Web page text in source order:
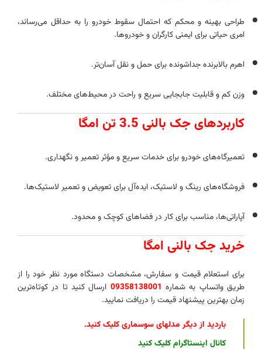
طراحی بهینه و محکم که احتمال سقوط خودرو را به حداقل می‌رساند،
امری حیاتی برای ایمنی کارگران و خودروها.
اهرم بالابرنده جداشونده برای حمل و نقل آسان‌تر.
وزن کم و قابلیت جابجایی سریع و راحت در محیط‌های مختلف.
کاربردهای جک بالنی 3.5 تن امگا
تعمیرگاه‌های خودرو برای خدمات سریع و مؤثر تعمیر و نگهداری.
فروشگاه‌های رینگ و لاستیک، ایده‌آل برای تعویض و تعمیر لاستیک‌ها.
آپاراتی‌ها، مناسب برای کار در فضاهای کوچک و محدود.
خرید جک بالنی امگا
برای استعلام قیمت و سفارش، مشخصات دستگاه مورد نظر خود را از
طریق واتساپ به شماره 09358138001 ارسال کنید تا در کوتاه‌ترین
زمان بهترین پیشنهاد قیمت را دریافت نمایید.
باردید از دیگر مدلهای سوسماری کلیک کنید.
کانال اینستاگرام کلیک کنید